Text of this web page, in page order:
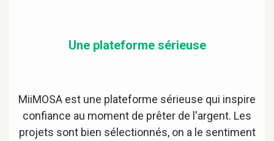
Une plateforme sérieuse
MiiMOSA est une plateforme sérieuse qui inspire
confiance au moment de prêter de l'argent. Les
projets sont bien sélectionnés, on a le sentiment